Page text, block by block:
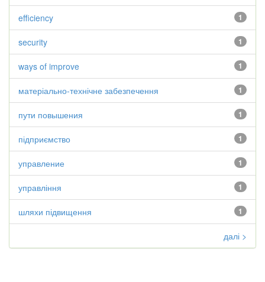
1
efficiency
1
security
1
ways of improve
1
матеріально-технічне забезпечення
1
пути повышения
1
підприємство
1
управление
1
управління
1
шляхи підвищення
далі >